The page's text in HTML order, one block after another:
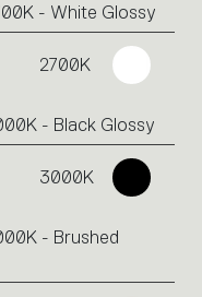
- White Glossy
2700K
- Black Glossy
3000K
- Brushed